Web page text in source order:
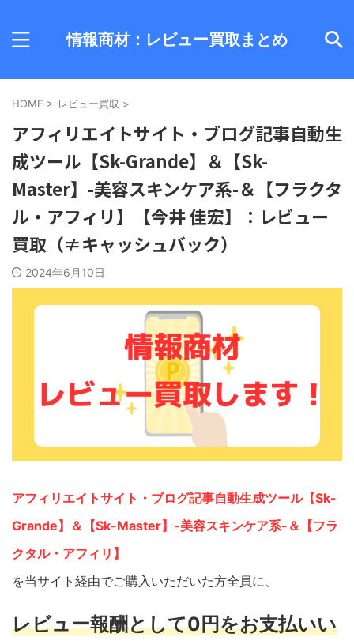
情報商材：レビュー買取まとめ
HOME > レビュー買取 >
アフィリエイトサイト・ブログ記事自動生
成ツール【Sk-Grande】＆【Sk-
Master】-美容スキンケア系-＆【フラクタ
ル・アフィリ】【今井 佳宏】：レビュー
買取（≠キャッシュバック）
2024年6月10日
アフィリエイトサイト・ブログ記事自動生成ツール【Sk-
Grande】＆【Sk-Master】-美容スキンケア系-＆【フラ
クタル・アフィリ】
を当サイト経由でご購入いただいた方全員に、
レビュー報酬として0円をお支払いい